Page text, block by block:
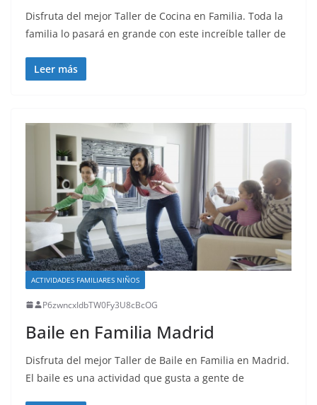
Disfruta del mejor Taller de Cocina en Familia. Toda la
familia lo pasará en grande con este increíble taller de
Leer más
ACTIVIDADES FAMILIARES NIÑOS
P6zwncxIdbTW0Fy3U8cBcOG
Baile en Familia Madrid
Disfruta del mejor Taller de Baile en Familia en Madrid.
El baile es una actividad que gusta a gente de